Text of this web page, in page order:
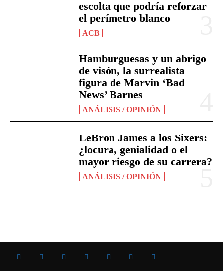
escolta que podría reforzar
el perímetro blanco
ACB
Hamburguesas y un abrigo
de visón, la surrealista
figura de Marvin ‘Bad
News’ Barnes
ANÁLISIS / OPINIÓN
LeBron James a los Sixers:
¿locura, genialidad o el
mayor riesgo de su carrera?
ANÁLISIS / OPINIÓN